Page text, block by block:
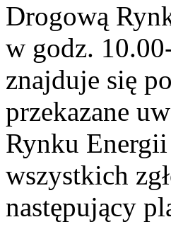
Drogową
w godz.
znajduje się
przekazane
Rynku
wszystkich
następujący